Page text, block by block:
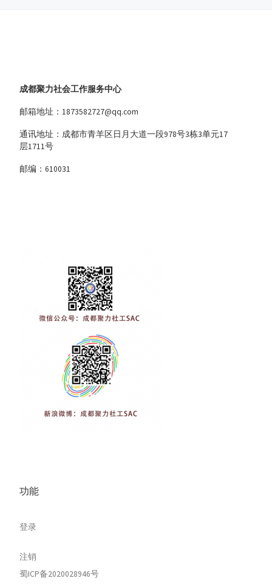
成都聚力社会工作服务中心
邮箱地址：1873582727@qq.com
通讯地址：成都市青羊区日月大道一段978号3栋3单元17
层1711号
邮编：610031
功能
登录
注销
蜀ICP备2020028946号